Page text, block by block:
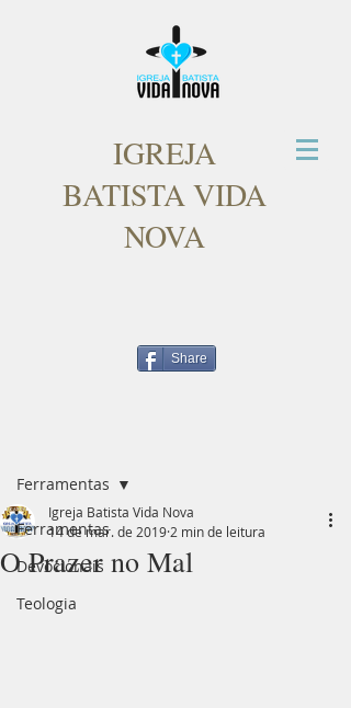
IGREJA
BATISTA VIDA
NOVA
Share
Ferramentas
Devocionais
Teologia
Ferramentas
O Prazer no Mal
Igreja Batista Vida Nova
14 de mar. de 2019 2 min de leitura